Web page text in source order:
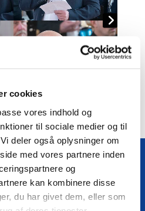
cookies
vores indhold og
til sociale medier og til
deler også oplysninger om
med vores partnere inden
og
kan kombinere disse
du har givet dem, eller som